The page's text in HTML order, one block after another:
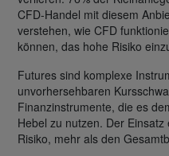
CFD-Handel mit diesem
verstehen, wie CFD
können, das hohe Risiko
Futures sind komplexe
unvorhersehbaren
Finanzinstrumente, die es
Hebel zu nutzen. Der
Risiko, mehr als den